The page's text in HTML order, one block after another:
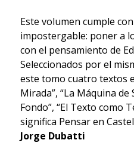
Este volumen cumple
impostergable: poner a
con el pensamiento de
Seleccionados por el
este tomo cuatro textos
Mirada”, “La Máquina
Fondo”, “El Texto como
significa Pensar en
Jorge Dubatti